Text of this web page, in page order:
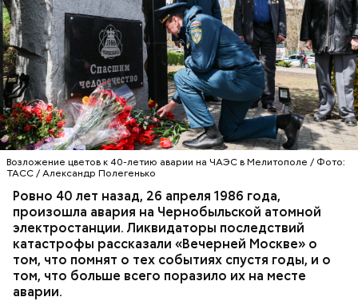
Возложение цветов к 40-летию аварии на ЧАЭС в Мелитополе / Фото:
ТАСС / Александр Полегенько
Ровно 40 лет назад, 26 апреля 1986 года,
произошла авария на Чернобыльской атомной
электростанции. Ликвидаторы последствий
катастрофы рассказали «Вечерней Москве» о
том, что помнят о тех событиях спустя годы, и о
том, что больше всего поразило их на месте
аварии.
Специалист гражданской обороны Московского
авиацентра Владимир Макеев в 1986 году служил в
Киеве в отдельном механизированном полку
гражданской обороны. На тот момент, когда
произошла авария на Чернобыльской атомной
станции, ему было 26 лет.
АВАРИИ ЧЕРНОБЫЛЬ ИСТОРИЯ